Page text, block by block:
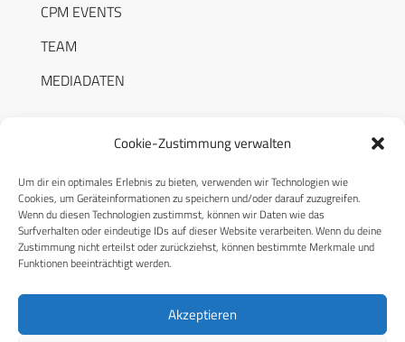
Cookie-Zustimmung verwalten
Um dir ein optimales Erlebnis zu bieten, verwenden wir Technologien wie
Cookies, um Geräteinformationen zu speichern und/oder darauf zuzugreifen.
Wenn du diesen Technologien zustimmst, können wir Daten wie das
Surfverhalten oder eindeutige IDs auf dieser Website verarbeiten. Wenn du deine
Zustimmung nicht erteilst oder zurückziehst, können bestimmte Merkmale und
Funktionen beeinträchtigt werden.
Akzeptieren
CPM EVENTS
TEAM
MEDIADATEN
RECHTLICHES
Datenschutzerklärung
Cookie-Richtlinie (EU)